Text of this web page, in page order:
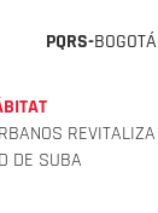
PQRS-
DE SUBA